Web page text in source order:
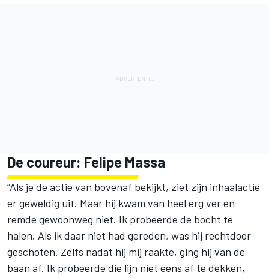
De coureur: Felipe Massa
“Als je de actie van bovenaf bekijkt, ziet zijn inhaalactie
er geweldig uit. Maar hij kwam van heel erg ver en
remde gewoonweg niet. Ik probeerde de bocht te
halen. Als ik daar niet had gereden, was hij rechtdoor
geschoten. Zelfs nadat hij mij raakte, ging hij van de
baan af. Ik probeerde die lijn niet eens af te dekken,